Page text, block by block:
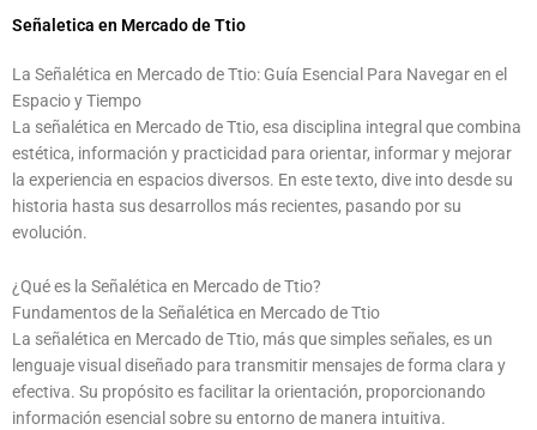
Señaletica en Mercado de Ttio
La Señalética en Mercado de Ttio: Guía Esencial Para Navegar en el
Espacio y Tiempo
La señalética en Mercado de Ttio, esa disciplina integral que combina
estética, información y practicidad para orientar, informar y mejorar
la experiencia en espacios diversos. En este texto, dive into desde su
historia hasta sus desarrollos más recientes, pasando por su
evolución.
¿Qué es la Señalética en Mercado de Ttio?
Fundamentos de la Señalética en Mercado de Ttio
La señalética en Mercado de Ttio, más que simples señales, es un
lenguaje visual diseñado para transmitir mensajes de forma clara y
efectiva. Su propósito es facilitar la orientación, proporcionando
información esencial sobre su entorno de manera intuitiva.